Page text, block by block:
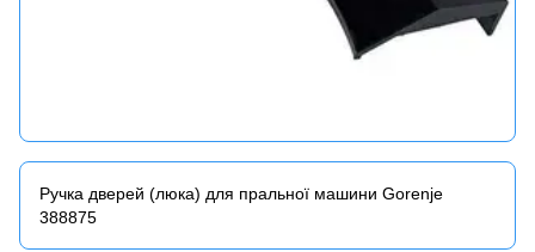
Ручка дверей (люка) для пральної машини Gorenje
388875